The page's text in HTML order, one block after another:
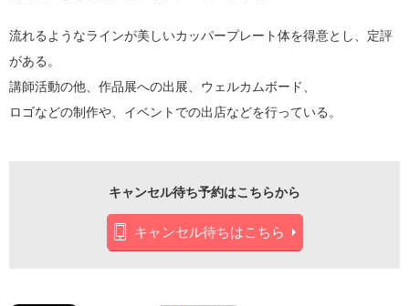
流れるようなラインが美しいカッパープレート体を得意とし、定評
がある。
講師活動の他、作品展への出展、ウェルカムボード、
ロゴなどの制作や、イベントでの出店などを行っている。
キャンセル待ち予約はこちらから
キャンセル待ちはこちら